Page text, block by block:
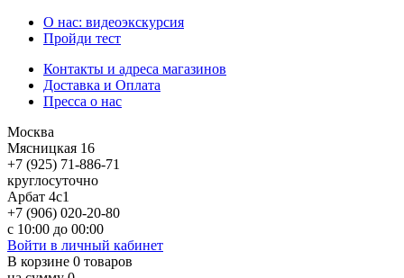
О нас: видеоэкскурсия
Пройди тест
Контакты и адреса магазинов
Доставка и Оплата
Пресса о нас
Москва
Мясницкая 16
+7 (925) 71-886-71
круглосуточно
Арбат 4с1
+7 (906) 020-20-80
с 10:00 до 00:00
Войти в личный кабинет
В корзине 0 товаров